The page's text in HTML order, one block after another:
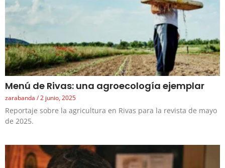
Menú de Rivas: una agroecología ejemplar
zarabanda 2 junio, 2025
Reportaje sobre la agricultura en Rivas para la revista de mayo
de 2025.